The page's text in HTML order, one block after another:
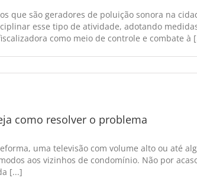
que são geradores de poluição sonora na
esse tipo de atividade, adotando
como meio de controle e combate à
como resolver o problema
uma televisão com volume alto ou até
aos vizinhos de condomínio. Não por
[...]